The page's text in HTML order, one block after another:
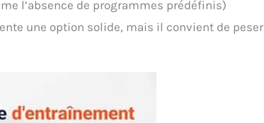
et efficacement à toutes vos questions.
l’absence de programmes prédéfinis)
une option solide, mais il convient de peser